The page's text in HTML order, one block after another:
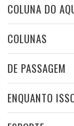
COLUNA DO
COLUNAS
DE PASSAGEM
ENQUANTO